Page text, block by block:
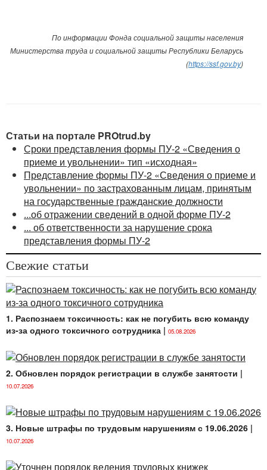
По информации Фонда социальной защиты населения
Министерства труда и социальной защиты Республики Беларусь
(https://ssf.gov.by)
Статьи на портале PROtrud.by
Сроки представления формы ПУ-2 «Сведения о
приеме и увольнении» тип «исходная»
Представление формы ПУ-2 «Сведения о приеме и
увольнении» по застрахованным лицам, принятым
на государственные гражданские должности
...об отражении сведений в одной форме ПУ-2
... об ответственности за нарушение срока
представления формы ПУ-2
Свежие статьи
1. Распознаем токсичность: как не погубить всю команду
из-за одного токсичного сотрудника | 05.08.2026
2. Обновлен порядок регистрации в службе занятости |
10.07.2026
3. Новые штрафы по трудовым нарушениям с 19.06.2026 |
10.07.2026